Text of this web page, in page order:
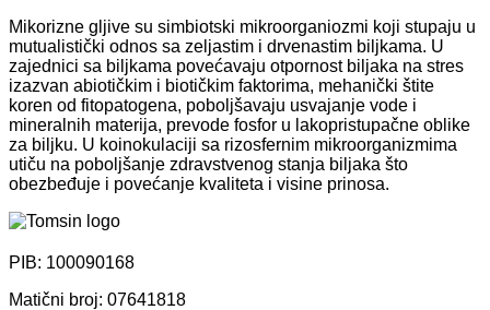
Mikorizne gljive su simbiotski mikroorganiozmi koji stupaju u
mutualistički odnos sa zeljastim i drvenastim biljkama. U
zajednici sa biljkama povećavaju otpornost biljaka na stres
izazvan abiotičkim i biotičkim faktorima, mehanički štite
koren od fitopatogena, poboljšavaju usvajanje vode i
mineralnih materija, prevode fosfor u lakopristupačne oblike
za biljku. U koinokulaciji sa rizosfernim mikroorganizmima
utiču na poboljšanje zdravstvenog stanja biljaka što
obezbeđuje i povećanje kvaliteta i visine prinosa.
PIB: 100090168
Matični broj: 07641818